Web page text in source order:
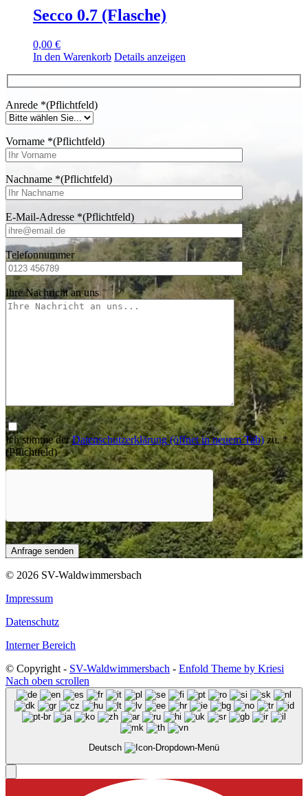
Secco 0.7 (Flasche)
0,00 €
In den Warenkorb Details anzeigen
Anrede *(Pflichtfeld)
Vorname *(Pflichtfeld)
Nachname *(Pflichtfeld)
E-Mail-Adresse *(Pflichtfeld)
Telefonnummer
Ihre Nachricht an uns
Ich stimme derDatenschutzerklärung(öffnet in neuem Tab)zu.*
(Pflichtfeld)
© 2026 SV-Waldwimmersbach
Impressum
Datenschutz
Interner Bereich
© Copyright - SV-Waldwimmersbach - Enfold Theme by Kriesi
Nach oben scrollen
Deutsch